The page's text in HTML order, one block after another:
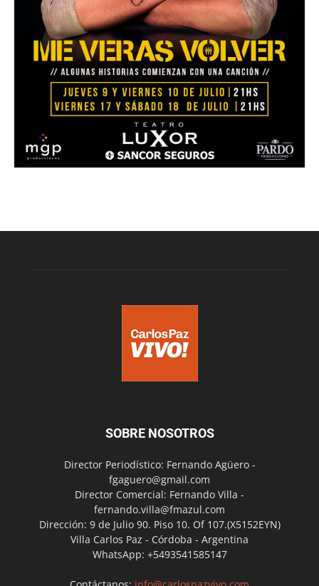
SOBRE NOSOTROS
Director Periodístico: Fernando Agüero -
fgaguero@gmail.com
Director Comercial: Fernando Villa -
fernando.villa@fmazul.com
Dirección: 9 de Julio 90. Piso 10. Of 107.(X5152EYN)
Villa Carlos Paz - Córdoba - Argentina
WhatsApp: +5493541585147